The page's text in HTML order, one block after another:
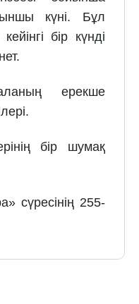
күні. Бұл
бір күнді
ерекше
бір шумақ
сүресінің 255-